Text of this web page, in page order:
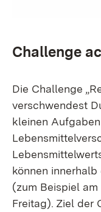
Challenge
Die Challenge
verschwendest
kleinen
können
(zum Beispiel
Freitag). Ziel der